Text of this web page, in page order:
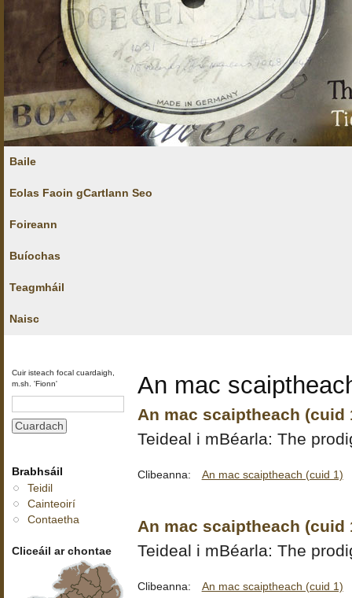
Baile
Eolas Faoin gCartlann Seo
Foireann
Buíochas
Teagmháil
Naisc
Cuir isteach focal cuardaigh,
m.sh. 'Fionn'
Brabhsáil
Teidil
Cainteoirí
Contaetha
Cliceáil ar chontae
An mac
An mac scaiptheach (cuid
Teideal i mBéarla: The
Clibeanna: An mac scaiptheach (cuid 1)
An mac scaiptheach (cuid
Teideal i mBéarla: The
Clibeanna: An mac scaiptheach (cuid 1)